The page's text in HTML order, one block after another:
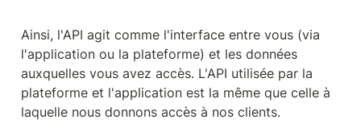
Ainsi, l'API agit comme l'interface entre vous (via
l'application ou la plateforme) et les données
auxquelles vous avez accès. L'API utilisée par la
plateforme et l'application est la même que celle à
laquelle nous donnons accès à nos clients.